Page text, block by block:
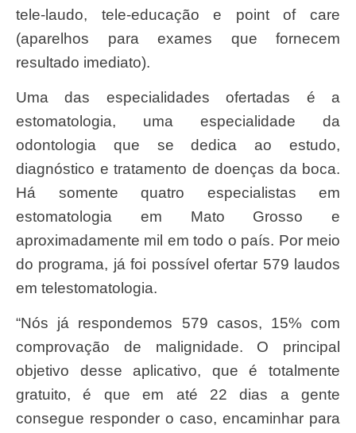
tele-laudo, tele-educação e point of care
(aparelhos para exames que fornecem
resultado imediato).
Uma das especialidades ofertadas é a
estomatologia, uma especialidade da
odontologia que se dedica ao estudo,
diagnóstico e tratamento de doenças da boca.
Há somente quatro especialistas em
estomatologia em Mato Grosso e
aproximadamente mil em todo o país. Por meio
do programa, já foi possível ofertar 579 laudos
em telestomatologia.
“Nós já respondemos 579 casos, 15% com
comprovação de malignidade. O principal
objetivo desse aplicativo, que é totalmente
gratuito, é que em até 22 dias a gente
consegue responder o caso, encaminhar para